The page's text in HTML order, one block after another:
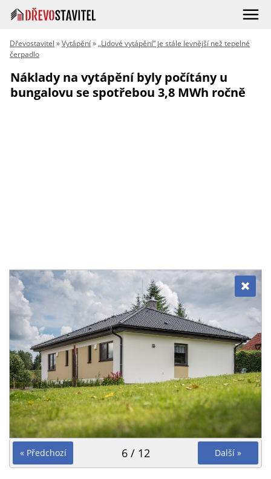
Dřevostavitel »Vytápění»„Lidové vytápění“ je stále levnější než tepelné
čerpadlo
Náklady na vytápění byly počítány u
bungalovu se spotřebou 3,8 MWh ročně
« Předchozí Další »
6 / 12